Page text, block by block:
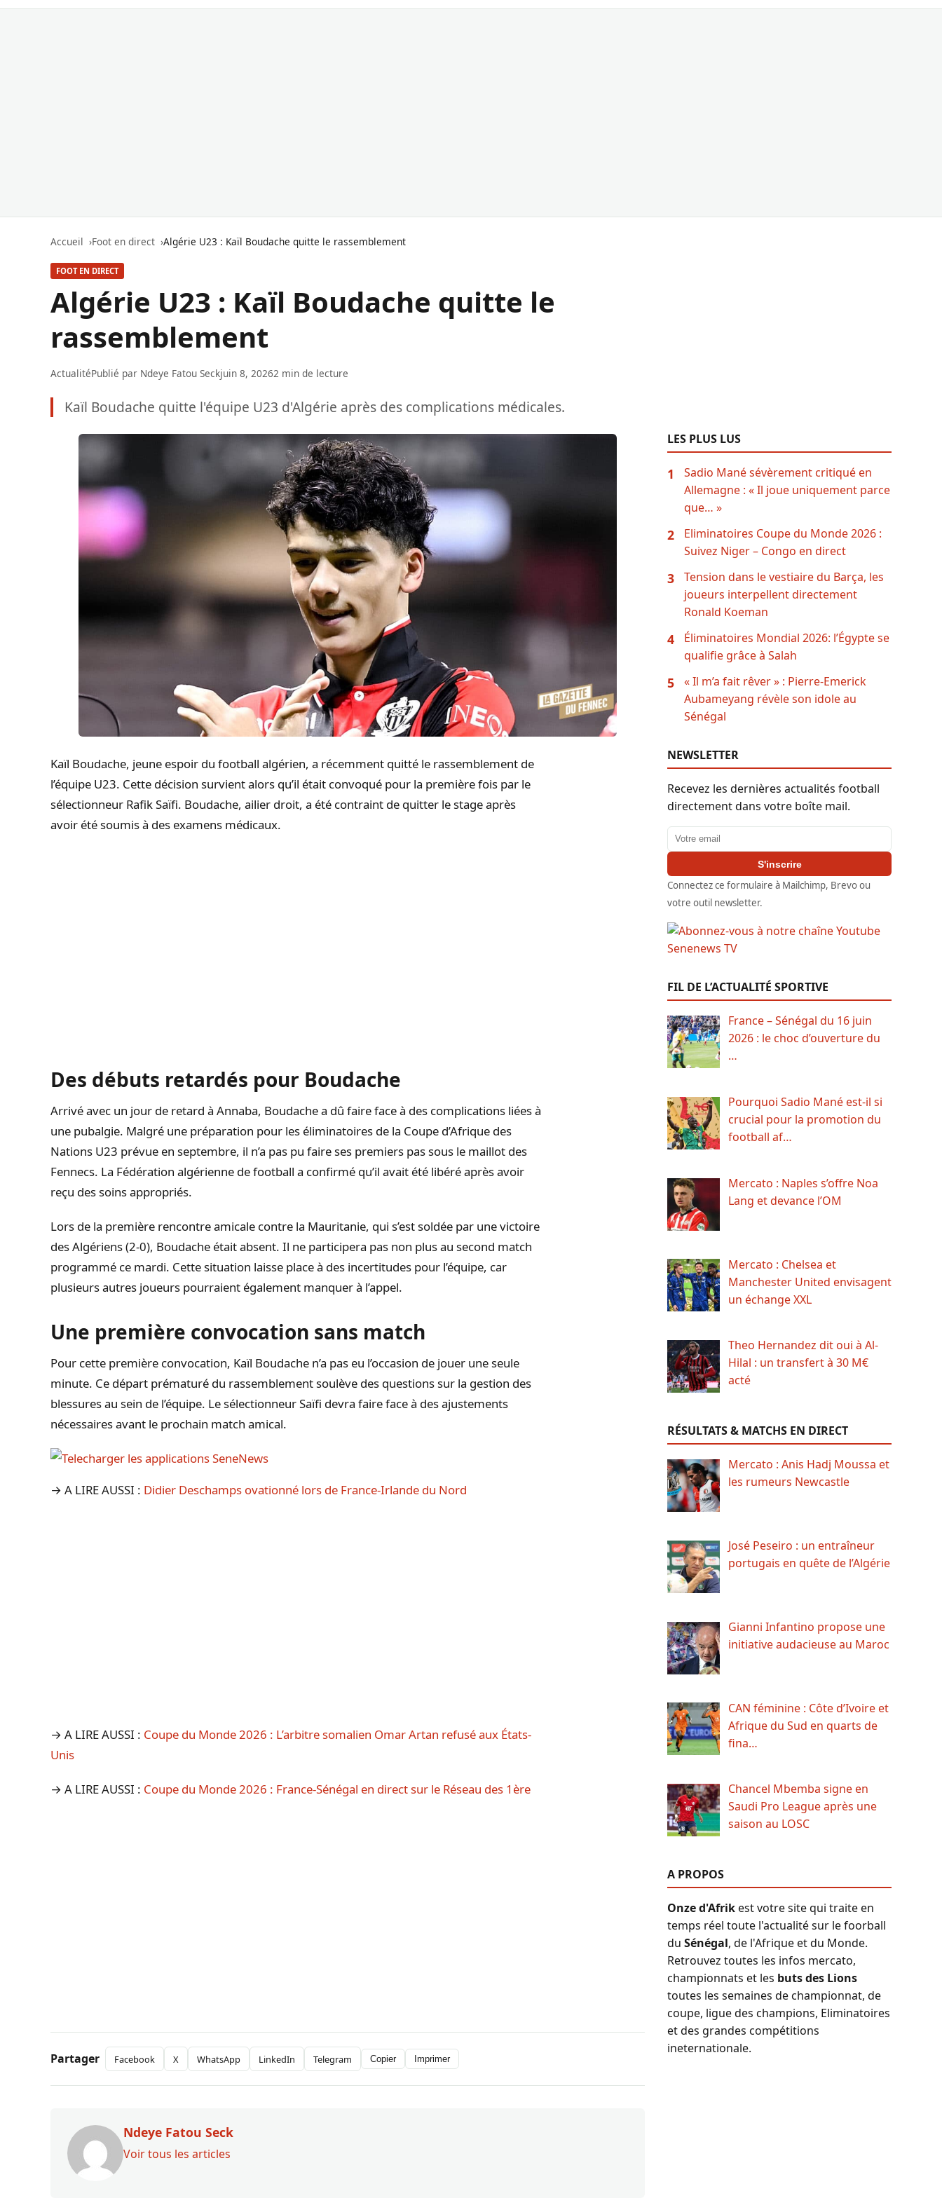
Accueil Foot en direct Algérie U23 : Kaïl Boudache quitte le rassemblement
FOOT EN DIRECT
Algérie U23 : Kaïl Boudache quitte le
rassemblement
ActualitéPublié par Ndeye Fatou Seckjuin 8, 20262 min de lecture
Kaïl Boudache quitte l'équipe U23 d'Algérie après des complications médicales.
Kaïl Boudache, jeune espoir du football algérien, a récemment quitté le rassemblement de
l’équipe U23. Cette décision survient alors qu’il était convoqué pour la première fois par le
sélectionneur Rafik Saïfi. Boudache, ailier droit, a été contraint de quitter le stage après
avoir été soumis à des examens médicaux.
Des débuts retardés pour Boudache
Arrivé avec un jour de retard à Annaba, Boudache a dû faire face à des complications liées à
une pubalgie. Malgré une préparation pour les éliminatoires de la Coupe d’Afrique des
Nations U23 prévue en septembre, il n’a pas pu faire ses premiers pas sous le maillot des
Fennecs. La Fédération algérienne de football a confirmé qu’il avait été libéré après avoir
reçu des soins appropriés.
Lors de la première rencontre amicale contre la Mauritanie, qui s’est soldée par une victoire
des Algériens (2-0), Boudache était absent. Il ne participera pas non plus au second match
programmé ce mardi. Cette situation laisse place à des incertitudes pour l’équipe, car
plusieurs autres joueurs pourraient également manquer à l’appel.
Une première convocation sans match
Pour cette première convocation, Kaïl Boudache n’a pas eu l’occasion de jouer une seule
minute. Ce départ prématuré du rassemblement soulève des questions sur la gestion des
blessures au sein de l’équipe. Le sélectionneur Saïfi devra faire face à des ajustements
nécessaires avant le prochain match amical.
→ A LIRE AUSSI : Didier Deschamps ovationné lors de France-Irlande du Nord
→ A LIRE AUSSI : Coupe du Monde 2026 : L’arbitre somalien Omar Artan refusé aux États-
Unis
→ A LIRE AUSSI : Coupe du Monde 2026 : France-Sénégal en direct sur le Réseau des 1ère
Partager Facebook X WhatsApp LinkedIn Telegram Copier Imprimer
Ndeye Fatou Seck
Voir tous les articles
LES PLUS LUS
1
Sadio Mané sévèrement critiqué en
Allemagne : « Il joue uniquement parce
que… »
2
Eliminatoires Coupe du Monde 2026 :
Suivez Niger – Congo en direct
3
Tension dans le vestiaire du Barça, les
joueurs interpellent directement
Ronald Koeman
4
Éliminatoires Mondial 2026: l’Égypte se
qualifie grâce à Salah
5
« Il m’a fait rêver » : Pierre-Emerick
Aubameyang révèle son idole au
Sénégal
NEWSLETTER
Recevez les dernières actualités football
directement dans votre boîte mail.
Adresse email
S'inscrire
Connectez ce formulaire à Mailchimp, Brevo ou
votre outil newsletter.
FIL DE L’ACTUALITÉ SPORTIVE
France – Sénégal du 16 juin
2026 : le choc d’ouverture du
…
Pourquoi Sadio Mané est-il si
crucial pour la promotion du
football af…
Mercato : Naples s’offre Noa
Lang et devance l’OM
Mercato : Chelsea et
Manchester United envisagent
un échange XXL
Theo Hernandez dit oui à Al-
Hilal : un transfert à 30 M€
acté
RÉSULTATS & MATCHS EN DIRECT
Mercato : Anis Hadj Moussa et
les rumeurs Newcastle
José Peseiro : un entraîneur
portugais en quête de l’Algérie
Gianni Infantino propose une
initiative audacieuse au Maroc
CAN féminine : Côte d’Ivoire et
Afrique du Sud en quarts de
fina…
Chancel Mbemba signe en
Saudi Pro League après une
saison au LOSC
A PROPOS
Onze d'Afrikest votre site qui traite en
temps réel toute l'actualité sur le foorball
du Sénégal, de l'Afrique et du Monde.
Retrouvez toutes les infos mercato,
championnats et les buts des Lions
toutes les semaines de championnat, de
coupe, ligue des champions, Eliminatoires
et des grandes compétitions
ineternationale.